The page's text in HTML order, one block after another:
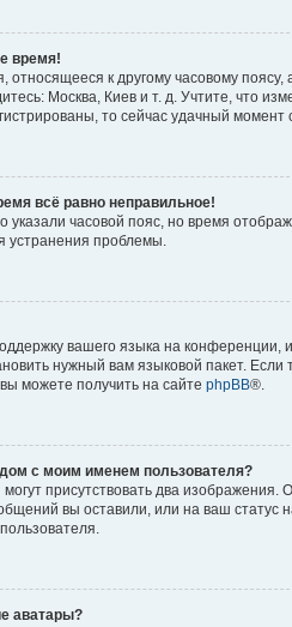
время!
к другому часовому
Москва, Киев и т. д. Учтите, что
то сейчас удачный момент
всё равно неправильное!
указали часовой пояс, но время
устранения проблемы.
вашего языка на
нужный вам языковой пакет. Если
можете получить на сайте phpBB®.
с моим именем пользователя?
присутствовать два
вы оставили, или на ваш статус
аватары?